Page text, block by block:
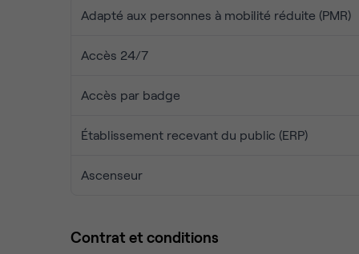
Facilement accessible en métro, notre espace
Adapté aux personnes à mobilité réduite (PMR)
Accès 24/7
Accès par badge
Établissement recevant du public (ERP)
Ascenseur
Contrat et conditions